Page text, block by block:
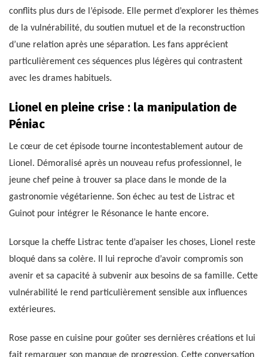
conflits plus durs de l’épisode. Elle permet d’explorer les thèmes
de la vulnérabilité, du soutien mutuel et de la reconstruction
d’une relation après une séparation. Les fans apprécient
particulièrement ces séquences plus légères qui contrastent
avec les drames habituels.
Lionel en pleine crise : la manipulation de
Péniac
Le cœur de cet épisode tourne incontestablement autour de
Lionel. Démoralisé après un nouveau refus professionnel, le
jeune chef peine à trouver sa place dans le monde de la
gastronomie végétarienne. Son échec au test de Listrac et
Guinot pour intégrer le Résonance le hante encore.
Lorsque la cheffe Listrac tente d’apaiser les choses, Lionel reste
bloqué dans sa colère. Il lui reproche d’avoir compromis son
avenir et sa capacité à subvenir aux besoins de sa famille. Cette
vulnérabilité le rend particulièrement sensible aux influences
extérieures.
Rose passe en cuisine pour goûter ses dernières créations et lui
fait remarquer son manque de progression. Cette conversation